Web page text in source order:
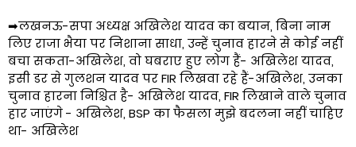
➡लखनऊ-सपा अध्यक्ष अखिलेश यादव का बयान, बिना नाम
लिए राजा भैया पर निशाना साधा, उन्हें चुनाव हारने से कोई नहीं
बचा सकता-अखिलेश, वो घबराए हुए लोग हैं- अखिलेश यादव,
इसी डर से गुलशन यादव पर FIR लिखवा रहे हैं-अखिलेश, उनका
चुनाव हारना निश्चित है- अखिलेश यादव, FIR लिखाने वाले चुनाव
हार जाएंगे - अखिलेश, BSP का फैसला मुझे बदलना नहीं चाहिए
था- अखिलेश